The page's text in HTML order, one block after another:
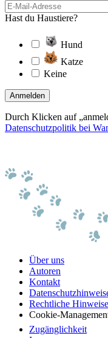
Hast du Haustiere?
Hund
Katze
Keine
Anmelden
Durch Klicken auf
Datenschutzpolitik bei
Über uns
Autoren
Kontakt
Rechtliche Hinweise
Cookie-
Zugänglichkeit